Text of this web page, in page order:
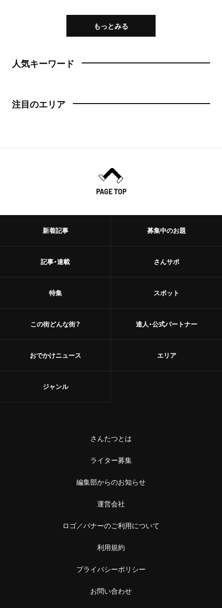
もっとみる
人気キーワード
注目のエリア
PAGE TOP
新着記事
記事・連載
特集
この街どんな街？
おでかけニュース
募集中のお題
さんサポ
スポット
達人・公式パートナー
エリア
ジャンル
さんたつとは
ライター募集
編集部からのお知らせ
運営会社
ロゴ／バナーのご利用について
利用規約
プライバシーポリシー
お問い合わせ